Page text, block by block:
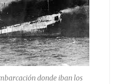
donde iban los